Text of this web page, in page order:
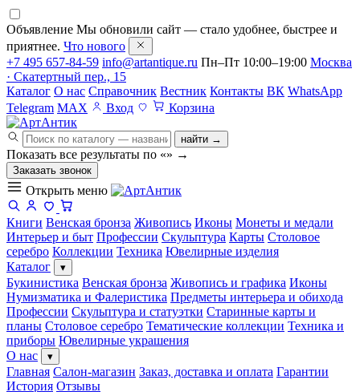
Объявление Мы обновили сайт — стало удобнее, быстрее и
приятнее. Что нового
+7 495 657-84-59 info@artantique.ru Пн–Пт 10:00–19:00 Москва
· Скатертный пер., 15
Каталог О нас Справочник Вестник Контакты ВК WhatsApp
Telegram MAX Вход Корзина
найти →
Показать все результаты по «» →
Заказать звонок
Открыть меню
Книги Венская бронза Живопись Иконы Монеты и медали
Интерьер и быт Профессии Скульптура Карты Столовое
серебро Коллекции Техника Ювелирные изделия
Каталог
▾
Букинистика Венская бронза Живопись и графика Иконы
Нумизматика и Фалеристика Предметы интерьера и обихода
Профессии Скульптура и статуэтки Старинные карты и
планы Столовое серебро Тематические коллекции Техника и
приборы Ювелирные украшения
О нас
▾
Главная Салон-магазин Заказ, доставка и оплата Гарантии
История Отзывы